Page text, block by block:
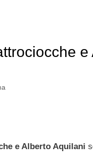
e Alberto Aquilani